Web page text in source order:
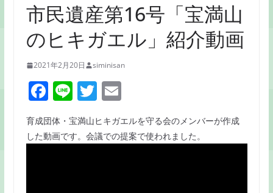
市民遺産第16号「宝満山
のヒキガエル」紹介動画
2021年2月20日 siminisan
F
a
c
e
Li
n
e
T
w
itt
er
E
ai
l
育成団体・宝満山ヒキガエルを守る会のメンバーが作成
した動画です。会議での提案で使われました。